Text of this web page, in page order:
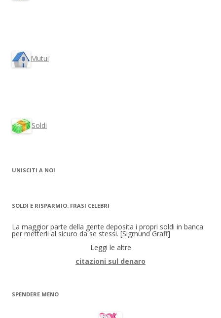
Mutui
Soldi
UNISCITI A NOI
SOLDI E RISPARMIO: FRASI CELEBRI
La maggior parte della gente deposita i propri soldi in banca
per metterli al sicuro da se stessi. [Sigmund Graff]
Leggi le altre
citazioni sul denaro
SPENDERE MENO